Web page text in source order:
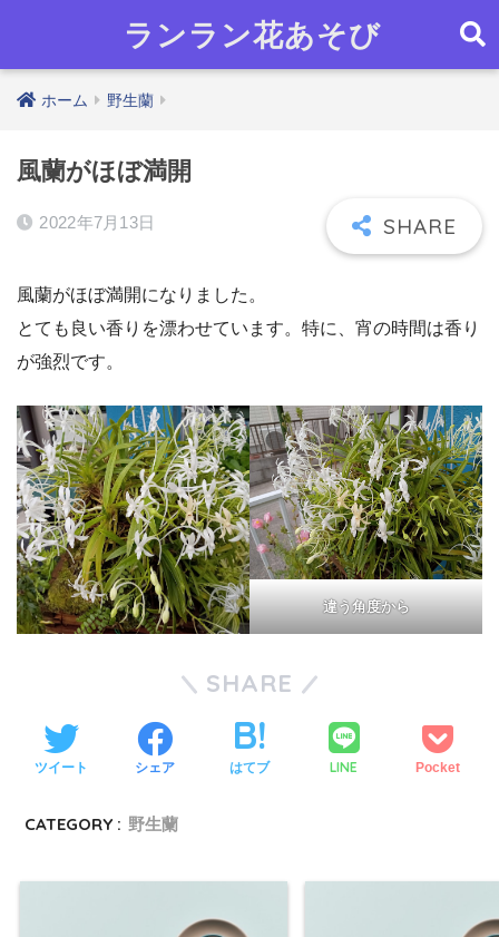
ランラン花あそび
ホーム 野生蘭
風蘭がほぼ満開
2022年7月13日
風蘭がほぼ満開になりました。
とても良い香りを漂わせています。特に、宵の時間は香り
が強烈です。
違う角度から
SHARE
ツイート シェア はてブ LINE Pocket
CATEGORY : 野生蘭